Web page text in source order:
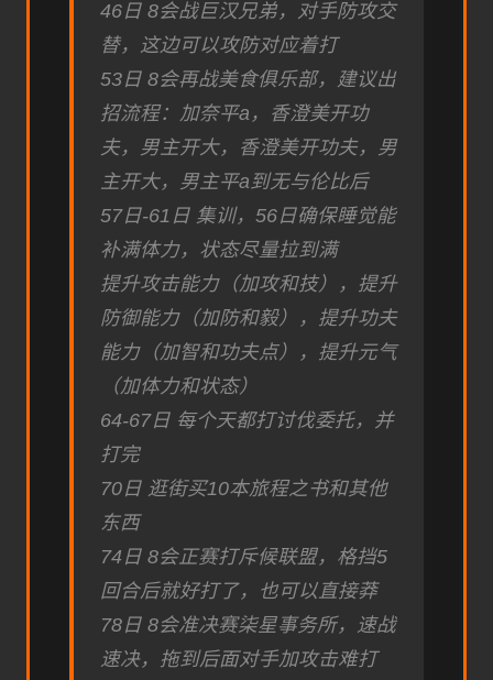
46日 8会战巨汉兄弟，对手防攻交
替，这边可以攻防对应着打
53日 8会再战美食俱乐部，建议出
招流程：加奈平a，香澄美开功
夫，男主开大，香澄美开功夫，男
主开大，男主平a到无与伦比后
57日-61日 集训，56日确保睡觉能
补满体力，状态尽量拉到满
提升攻击能力（加攻和技），提升
防御能力（加防和毅），提升功夫
能力（加智和功夫点），提升元气
（加体力和状态）
64-67日 每个天都打讨伐委托，并
打完
70日 逛街买10本旅程之书和其他
东西
74日 8会正赛打斥候联盟，格挡5
回合后就好打了，也可以直接莽
78日 8会准决赛柒星事务所，速战
速决，拖到后面对手加攻击难打